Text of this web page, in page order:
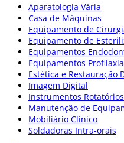
Aparatologia Vária
Casa de Máquinas
Equipamento de
Equipamento de
Equipamentos
Equipamentos Profilaxia
Estética e Restauração
Imagem Digital
Instrumentos Rotatórios
Manutenção de
Mobiliário Clínico
Soldadoras Intra-orais